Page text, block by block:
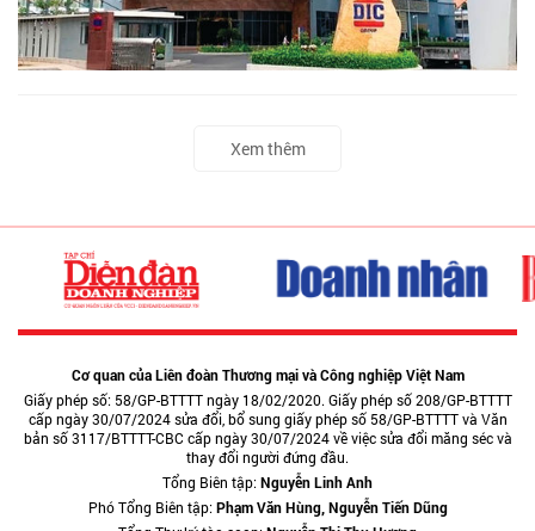
Xem thêm
Cơ quan của Liên đoàn Thương mại và Công nghiệp Việt Nam
Giấy phép số: 58/GP-BTTTT ngày 18/02/2020. Giấy phép số 208/GP-BTTTT
cấp ngày 30/07/2024 sửa đổi, bổ sung giấy phép số 58/GP-BTTTT và Văn
bản số 3117/BTTTT-CBC cấp ngày 30/07/2024 về việc sửa đổi măng séc và
thay đổi người đứng đầu.
Tổng Biên tập:Nguyễn Linh Anh
Phó Tổng Biên tập:Phạm Văn Hùng, Nguyễn Tiến Dũng